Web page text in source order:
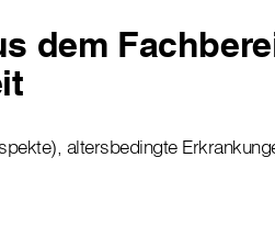
dem
altersbedingte